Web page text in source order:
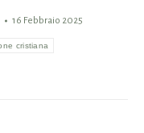
16 Febbraio 2025
cristiana